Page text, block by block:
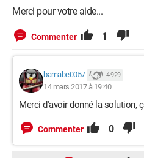
Merci pour votre aide...
Commenter 1
barnabe0057 4 929
14 mars 2017 à 19:40
Merci d'avoir donné la solution,
Commenter 0